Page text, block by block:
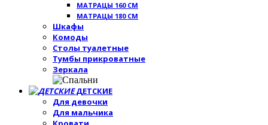
МАТРАЦЫ 160 СМ
МАТРАЦЫ 180 СМ
Шкафы
Комоды
Столы туалетные
Тумбы прикроватные
Зеркала
ДЕТСКИЕ
Для девочки
Для мальчика